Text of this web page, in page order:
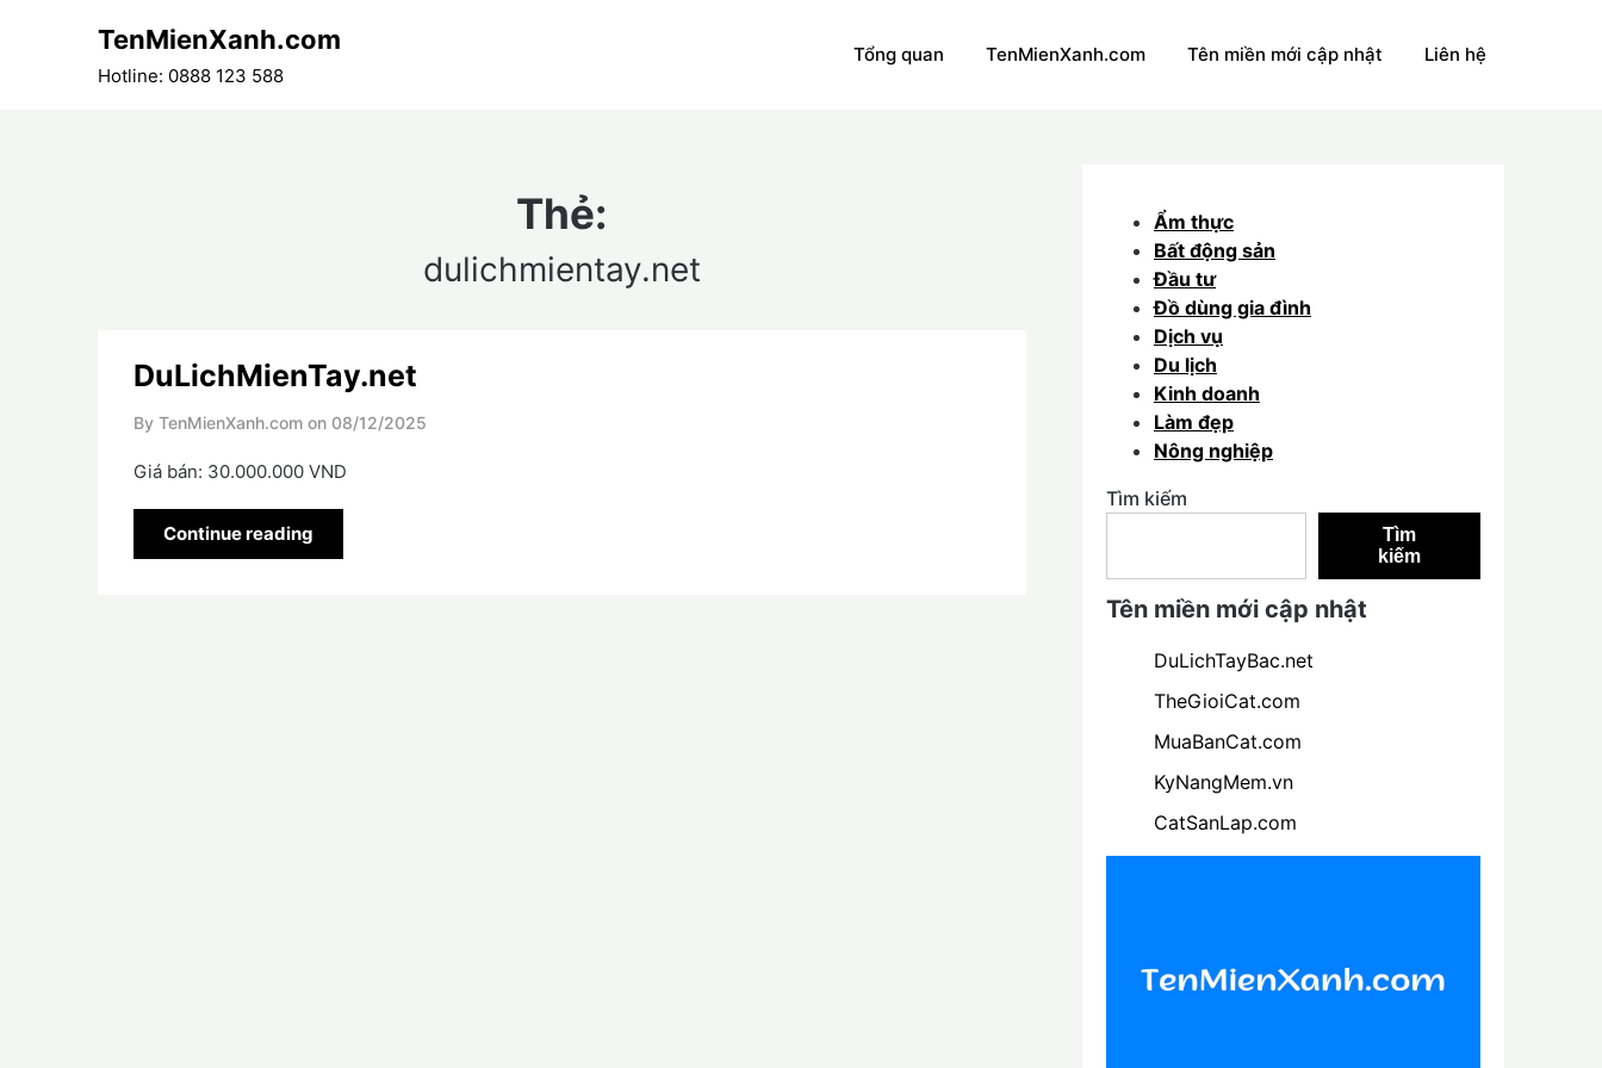
TenMienXanh.com
Hotline: 0888 123 588
Tổng quan TenMienXanh.com Tên miền mới cập nhật Liên hệ
Thẻ:
dulichmientay.net
DuLichMienTay.net
By TenMienXanh.com on 08/12/2025
Giá bán: 30.000.000 VND
Continue reading
Ẩm thực
Bất động sản
Đầu tư
Đồ dùng gia đình
Dịch vụ
Du lịch
Kinh doanh
Làm đẹp
Nông nghiệp
Tìm kiếm
Tìm
kiếm
Tên miền mới cập nhật
DuLichTayBac.net
TheGioiCat.com
MuaBanCat.com
KyNangMem.vn
CatSanLap.com